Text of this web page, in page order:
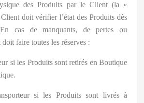
des Produits par le Client (la «
doit vérifier l’état des Produits dès
cas de manquants, de pertes ou
faire toutes les réserves :
si les Produits sont retirés en Boutique
si les Produits sont livrés à